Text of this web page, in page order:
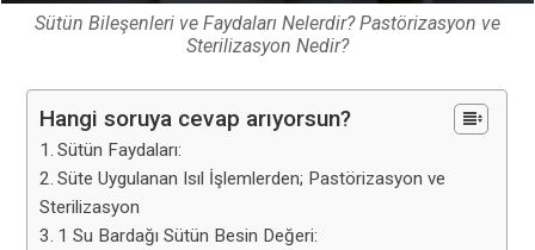
Sütün Bileşenleri ve Faydaları Nelerdir? Pastörizasyon ve
Sterilizasyon Nedir?
Hangi soruya cevap arıyorsun?
Sütün Faydaları:
Süte Uygulanan Isıl İşlemlerden; Pastörizasyon ve
Sterilizasyon
1 Su Bardağı Sütün Besin Değeri: